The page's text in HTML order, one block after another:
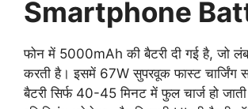
Smartphone
फोन में 5000mAh की बैटरी दी गई है, जो
करती है। इसमें 67W सुपरवूक फास्ट चार्जिंग
बैटरी सिर्फ 40-45 मिनट में फुल चार्ज हो